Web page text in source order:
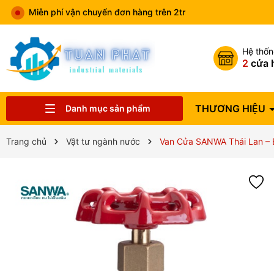
Miễn phí vận chuyển đơn hàng trên 2tr
Hệ
2 cửa
Danh mục sản phẩm THƯƠNG HIỆU
Trang chủ Vật tư ngành nước Van Cửa SANWA Thái Lan